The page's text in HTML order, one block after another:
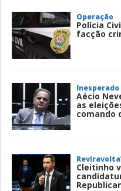
Operação
Polícia
facção
Inesperado
Aécio
as
comando
Cleitinho